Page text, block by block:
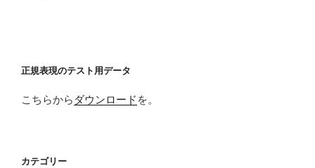
正規表現のテスト用データ
こちらから ダウンロード を。
カテゴリー